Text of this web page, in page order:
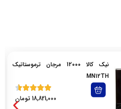
نیک کالا 12000 مرجان ترموستاتیک
MN12TH
18,821,000 تومان